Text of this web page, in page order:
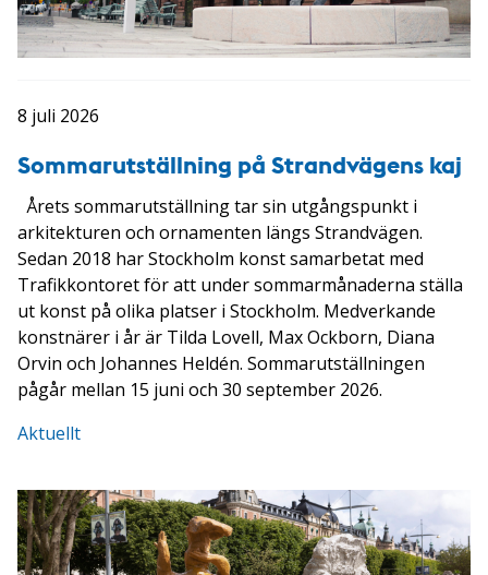
8 juli 2026
Sommarutställning på Strandvägens kaj
Årets sommarutställning tar sin utgångspunkt i
arkitekturen och ornamenten längs Strandvägen.
Sedan 2018 har Stockholm konst samarbetat med
Trafikkontoret för att under sommarmånaderna ställa
ut konst på olika platser i Stockholm. Medverkande
konstnärer i år är Tilda Lovell, Max Ockborn, Diana
Orvin och Johannes Heldén. Sommarutställningen
pågår mellan 15 juni och 30 september 2026.
Aktuellt